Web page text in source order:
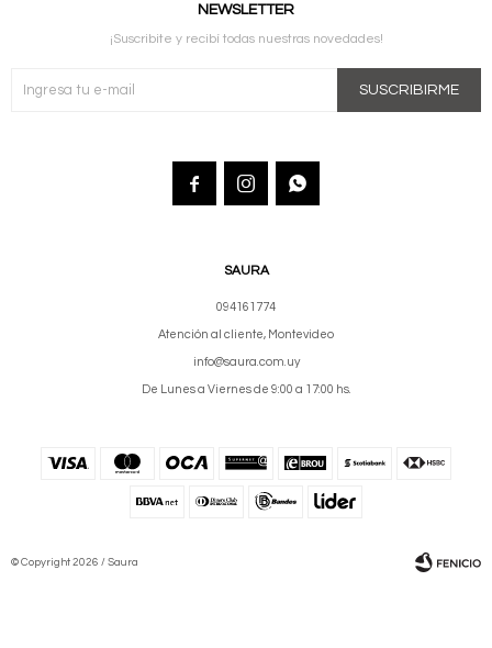
SAURA
094161774
Atención al cliente, Montevideo
info@saura.com.uy
De Lunes a Viernes de 9:00 a 17:00 hs.
NEWSLETTER
¡Suscribite y recibí todas nuestras novedades!
SUSCRIBIRME
  
© Copyright 2026 / Saura